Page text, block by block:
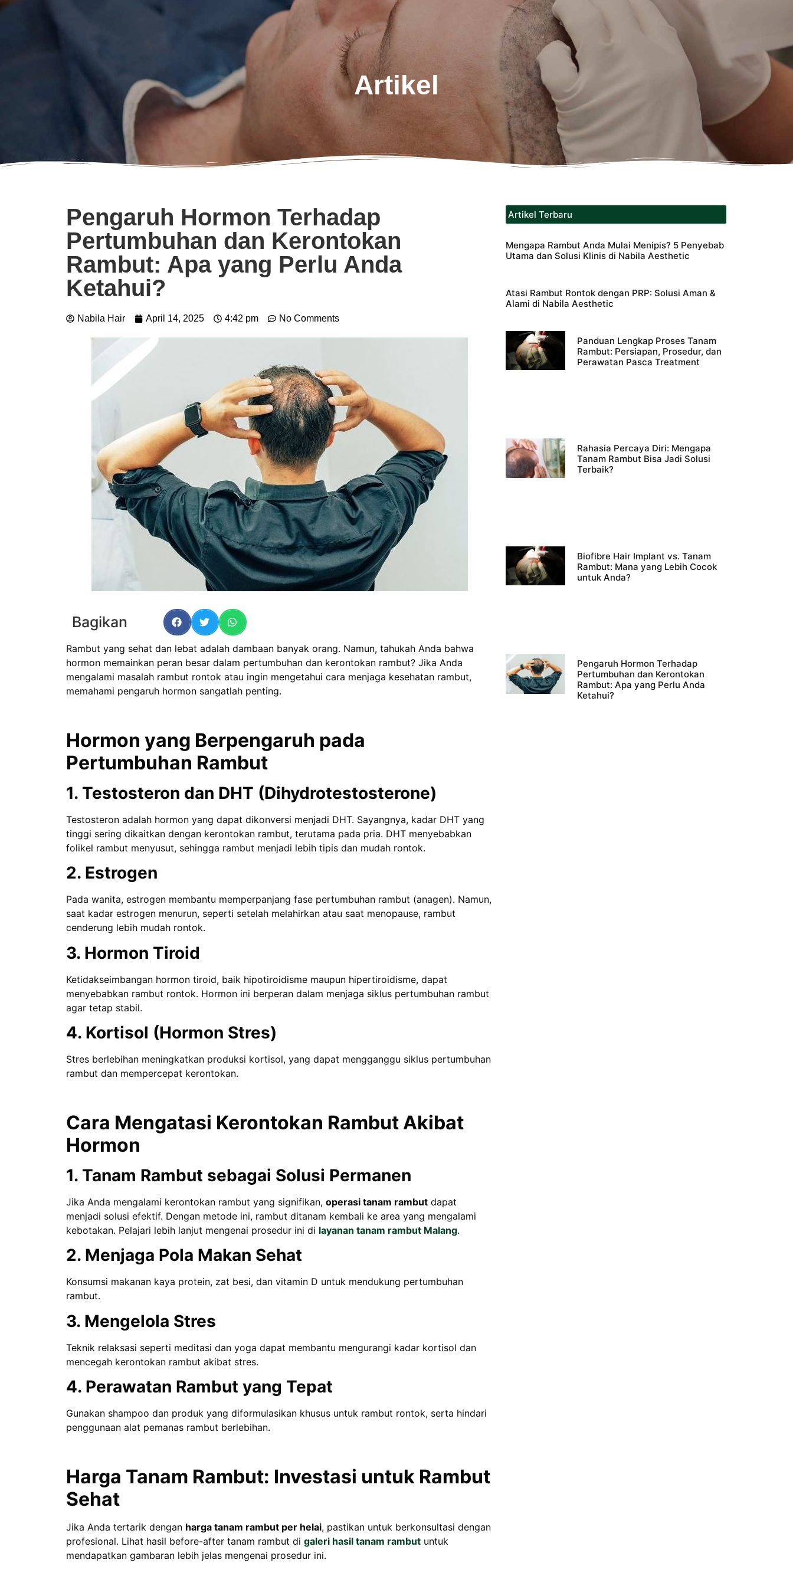
Artikel
Pengaruh Hormon Terhadap
Pertumbuhan dan Kerontokan
Rambut: Apa yang Perlu Anda
Ketahui?
Nabila Hair April 14, 2025 4:42 pm No Comments
Bagikan
Rambut yang sehat dan lebat adalah dambaan banyak orang. Namun, tahukah Anda bahwa
hormon memainkan peran besar dalam pertumbuhan dan kerontokan rambut? Jika Anda
mengalami masalah rambut rontok atau ingin mengetahui cara menjaga kesehatan rambut,
memahami pengaruh hormon sangatlah penting.
Hormon yang Berpengaruh pada
Pertumbuhan Rambut
1. Testosteron dan DHT (Dihydrotestosterone)
Testosteron adalah hormon yang dapat dikonversi menjadi DHT. Sayangnya, kadar DHT yang
tinggi sering dikaitkan dengan kerontokan rambut, terutama pada pria. DHT menyebabkan
folikel rambut menyusut, sehingga rambut menjadi lebih tipis dan mudah rontok.
2. Estrogen
Pada wanita, estrogen membantu memperpanjang fase pertumbuhan rambut (anagen). Namun,
saat kadar estrogen menurun, seperti setelah melahirkan atau saat menopause, rambut
cenderung lebih mudah rontok.
3. Hormon Tiroid
Ketidakseimbangan hormon tiroid, baik hipotiroidisme maupun hipertiroidisme, dapat
menyebabkan rambut rontok. Hormon ini berperan dalam menjaga siklus pertumbuhan rambut
agar tetap stabil.
4. Kortisol (Hormon Stres)
Stres berlebihan meningkatkan produksi kortisol, yang dapat mengganggu siklus pertumbuhan
rambut dan mempercepat kerontokan.
Cara Mengatasi Kerontokan Rambut Akibat
Hormon
1. Tanam Rambut sebagai Solusi Permanen
Jika Anda mengalami kerontokan rambut yang signifikan, operasi tanam rambut dapat
menjadi solusi efektif. Dengan metode ini, rambut ditanam kembali ke area yang mengalami
kebotakan. Pelajari lebih lanjut mengenai prosedur ini di layanan tanam rambut Malang.
2. Menjaga Pola Makan Sehat
Konsumsi makanan kaya protein, zat besi, dan vitamin D untuk mendukung pertumbuhan
rambut.
3. Mengelola Stres
Teknik relaksasi seperti meditasi dan yoga dapat membantu mengurangi kadar kortisol dan
mencegah kerontokan rambut akibat stres.
4. Perawatan Rambut yang Tepat
Gunakan shampoo dan produk yang diformulasikan khusus untuk rambut rontok, serta hindari
penggunaan alat pemanas rambut berlebihan.
Harga Tanam Rambut: Investasi untuk Rambut
Sehat
Jika Anda tertarik dengan harga tanam rambut per helai, pastikan untuk berkonsultasi dengan
profesional. Lihat hasil before-after tanam rambut di galeri hasil tanam rambut untuk
mendapatkan gambaran lebih jelas mengenai prosedur ini.
Artikel Terbaru
Mengapa Rambut Anda Mulai Menipis? 5 Penyebab
Utama dan Solusi Klinis di Nabila Aesthetic
Atasi Rambut Rontok dengan PRP: Solusi Aman &
Alami di Nabila Aesthetic
Panduan Lengkap Proses Tanam
Rambut: Persiapan, Prosedur, dan
Perawatan Pasca Treatment
Rahasia Percaya Diri: Mengapa
Tanam Rambut Bisa Jadi Solusi
Terbaik?
Biofibre Hair Implant vs. Tanam
Rambut: Mana yang Lebih Cocok
untuk Anda?
Pengaruh Hormon Terhadap
Pertumbuhan dan Kerontokan
Rambut: Apa yang Perlu Anda
Ketahui?